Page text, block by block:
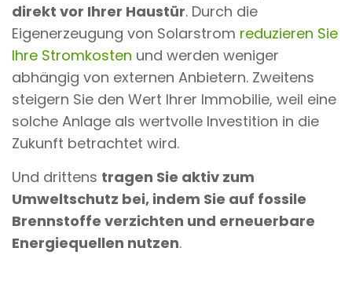
direkt vor Ihrer Haustür. Durch die
Eigenerzeugung von Solarstrom reduzieren Sie
Ihre Stromkosten und werden weniger
abhängig von externen Anbietern. Zweitens
steigern Sie den Wert Ihrer Immobilie, weil eine
solche Anlage als wertvolle Investition in die
Zukunft betrachtet wird.
Und drittens tragen Sie aktiv zum
Umweltschutz bei, indem Sie auf fossile
Brennstoffe verzichten und erneuerbare
Energiequellen nutzen.